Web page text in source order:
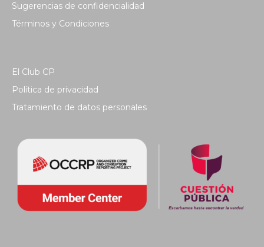
Sugerencias de confidencialidad
Términos y Condiciones
El Club CP
Política de privacidad
Tratamiento de datos personales